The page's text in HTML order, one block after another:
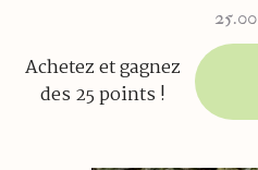
25.00
Achetez et gagnez
des 25 points !